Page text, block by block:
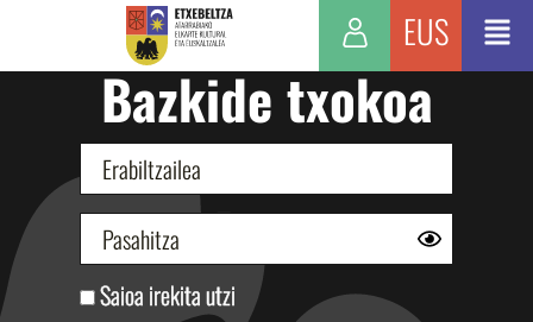
EUS
Bazkide txokoa
Saioa irekita utzi